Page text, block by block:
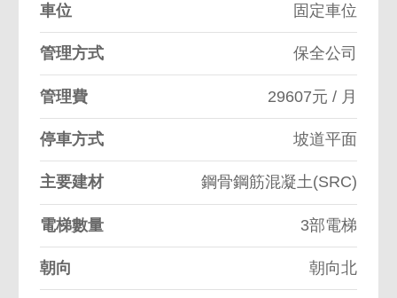
車位 固定車位
管理方式 保全公司
管理費 29607元 / 月
停車方式 坡道平面
主要建材 鋼骨鋼筋混凝土(SRC)
電梯數量 3部電梯
朝向 朝向北